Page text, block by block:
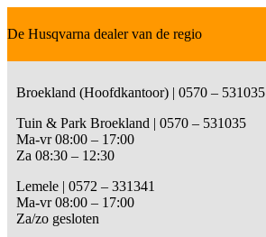
De Husqvarna dealer van de regio
Broekland (Hoofdkantoor) | 0570 – 531035
Tuin & Park Broekland | 0570 – 531035
Ma-vr 08:00 – 17:00
Za 08:30 – 12:30
Lemele | 0572 – 331341
Ma-vr 08:00 – 17:00
Za/zo gesloten